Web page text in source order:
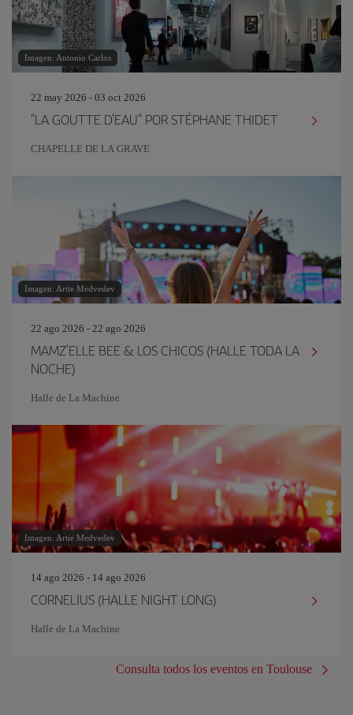
Imagen: Antonio Carlos
22 may 2026 - 03 oct 2026
"LA GOUTTE D'EAU" POR STÉPHANE THIDET
CHAPELLE DE LA GRAVE
Imagen: Artie Medvedev
22 ago 2026 - 22 ago 2026
MAMZ'ELLE BEE & LOS CHICOS (HALLE TODA LA
NOCHE)
Halle de La Machine
Imagen: Artie Medvedev
14 ago 2026 - 14 ago 2026
CORNELIUS (HALLE NIGHT LONG)
Halle de La Machine
Consulta todos los eventos en Toulouse